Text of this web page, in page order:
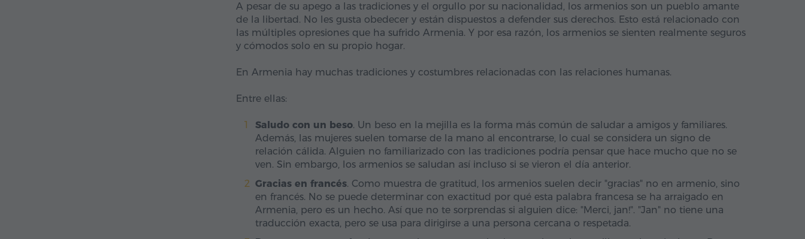
A pesar de su apego a las tradiciones y el orgullo por su nacionalidad, los armenios son un pueblo amante
de la libertad. No les gusta obedecer y están dispuestos a defender sus derechos. Esto está relacionado con
las múltiples opresiones que ha sufrido Armenia. Y por esa razón, los armenios se sienten realmente seguros
y cómodos solo en su propio hogar.
En Armenia hay muchas tradiciones y costumbres relacionadas con las relaciones humanas.
Entre ellas:
Saludo con un beso. Un beso en la mejilla es la forma más común de saludar a amigos y familiares.
Además, las mujeres suelen tomarse de la mano al encontrarse, lo cual se considera un signo de
relación cálida. Alguien no familiarizado con las tradiciones podría pensar que hace mucho que no se
ven. Sin embargo, los armenios se saludan así incluso si se vieron el día anterior.
Gracias en francés. Como muestra de gratitud, los armenios suelen decir "gracias" no en armenio, sino
en francés. No se puede determinar con exactitud por qué esta palabra francesa se ha arraigado en
Armenia, pero es un hecho. Así que no te sorprendas si alguien dice: "Merci, jan!". "Jan" no tiene una
traducción exacta, pero se usa para dirigirse a una persona cercana o respetada.